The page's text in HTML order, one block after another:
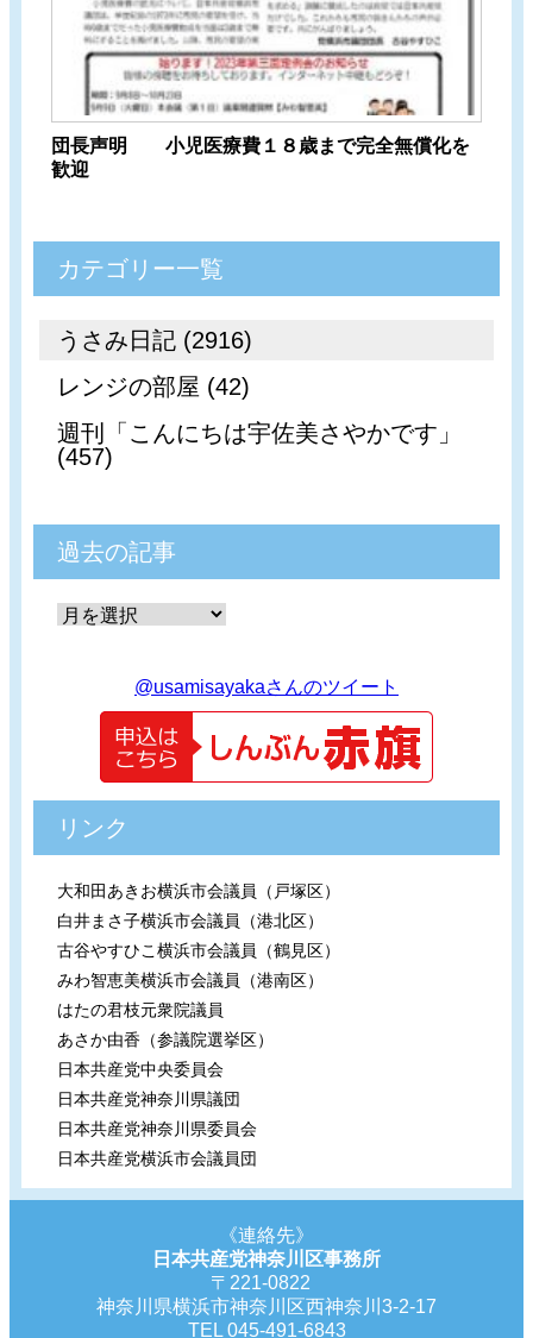
団長声明 小児医療費１８歳まで完全無償化を
歓迎
カテゴリー一覧
うさみ日記 (2916)
レンジの部屋 (42)
週刊「こんにちは宇佐美さやかです」
(457)
過去の記事
@usamisayakaさんのツイート
リンク
大和田あきお横浜市会議員（戸塚区）
白井まさ子横浜市会議員（港北区）
古谷やすひこ横浜市会議員（鶴見区）
みわ智恵美横浜市会議員（港南区）
はたの君枝元衆院議員
あさか由香（参議院選挙区）
日本共産党中央委員会
日本共産党神奈川県議団
日本共産党神奈川県委員会
日本共産党横浜市会議員団
《連絡先》
日本共産党神奈川区事務所
〒221-0822
神奈川県横浜市神奈川区西神奈川3-2-17
TEL 045-491-6843